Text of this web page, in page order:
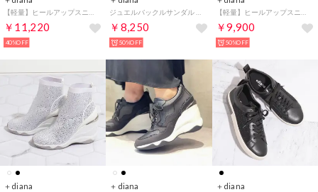
￥11,220
40%OFF
￥8,250
50%OFF
￥9,900
50%OFF
＋diana ＋diana ＋diana